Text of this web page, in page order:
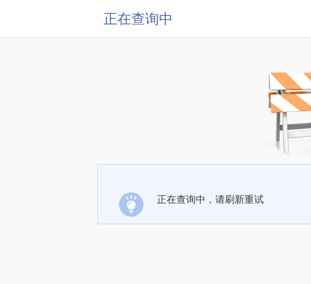
正在查询中
正在查询中，请刷新重试